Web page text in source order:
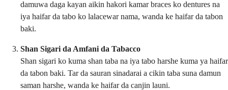
damuwa daga kayan aikin hakori kamar braces ko dentures na
iya haifar da tabo ko lalacewar nama, wanda ke haifar da tabon
baki.
Shan Sigari da Amfani da Tabacco
Shan sigari ko kuma shan taba na iya tabo harshe kuma ya haifar
da tabon baki. Tar da sauran sinadarai a cikin taba suna damun
saman harshe, wanda ke haifar da canjin launi.